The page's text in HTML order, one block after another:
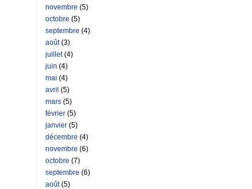
novembre (5)
octobre (5)
septembre (4)
août(3)
juillet(4)
juin (4)
mai (4)
avril (5)
mars (5)
février (5)
janvier (5)
décembre (4)
novembre (6)
octobre (7)
septembre (6)
août(5)